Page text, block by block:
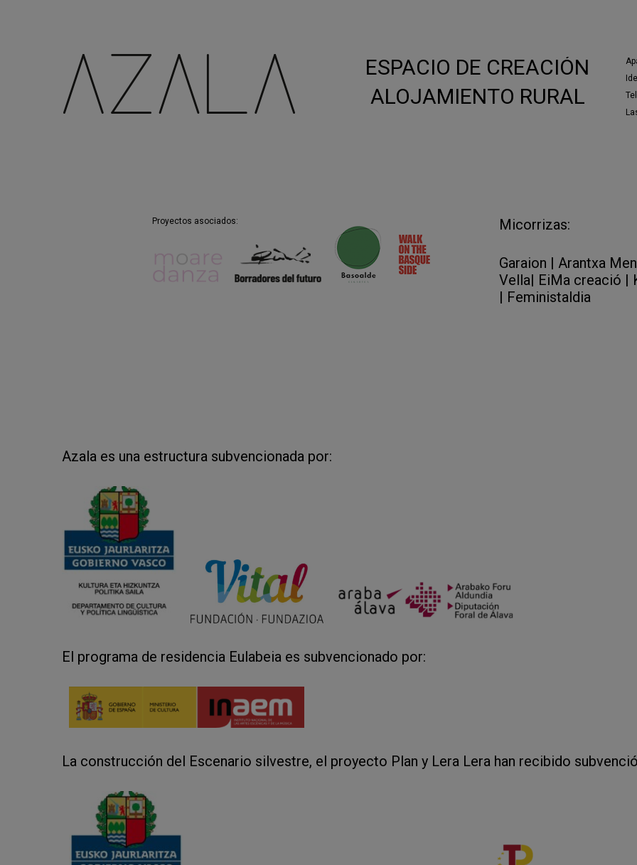
ESPACIO DE CREACIÓN
ALOJAMIENTO RURAL
Proyectos asociados: Micorrizas:
Garaion Arantxa
Vella EiMa creació
Feministaldia
Azala es una estructura subvencionada por:
El programa de residencia Eulabeia es subvencionado por:
La construcción del Escenario silvestre, el proyecto Plan y Lera Lera han recibido